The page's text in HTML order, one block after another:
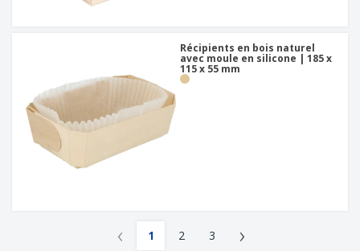
Récipients en bois naturel
avec moule en silicone | 185 x
115 x 55 mm
‹ 1 2 3 ›